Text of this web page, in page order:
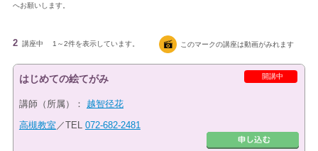
へお願いします。
2 講座中 1～2件を表示しています。 このマークの講座は動画がみれます
開講中
はじめての絵てがみ
講師（所属）： 越智径花
高槻教室 ／TEL 072-682-2481